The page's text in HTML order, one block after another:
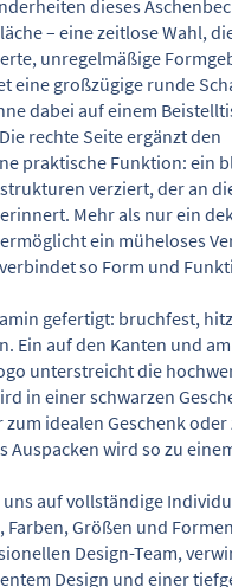
dieses
– eine zeitlose Wahl,
unregelmäßige
eine großzügige runde
dabei auf einem
rechte Seite ergänzt den
praktische Funktion: ein
verziert, der an
Mehr als nur ein
ein müheloses
so Form und
gefertigt: bruchfest,
Ein auf den Kanten und
unterstreicht die
in einer schwarzen
idealen Geschenk oder
Auspacken wird so zu
auf vollständige
Farben, Größen und
Design-Team,
Design und einer